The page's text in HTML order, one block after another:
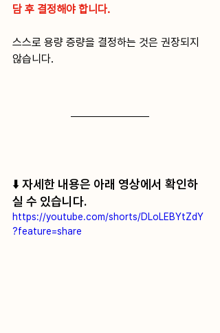
담 후 결정해야 합니다.
스스로 용량 증량을 결정하는 것은 권장되지
않습니다.
⬇️ 자세한 내용은 아래 영상에서 확인하
실 수 있습니다.
https://youtube.com/shorts/DLoLEBYtZdY
?feature=share